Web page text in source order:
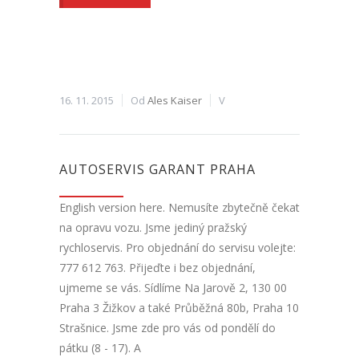
16. 11. 2015 Od Ales Kaiser V
AUTOSERVIS GARANT PRAHA
English version here. Nemusíte zbytečně čekat
na opravu vozu. Jsme jediný pražský
rychloservis. Pro objednání do servisu volejte:
777 612 763. Přijeďte i bez objednání,
ujmeme se vás. Sídlíme Na Jarově 2, 130 00
Praha 3 Žižkov a také Průběžná 80b, Praha 10
Strašnice. Jsme zde pro vás od pondělí do
pátku (8 - 17). A